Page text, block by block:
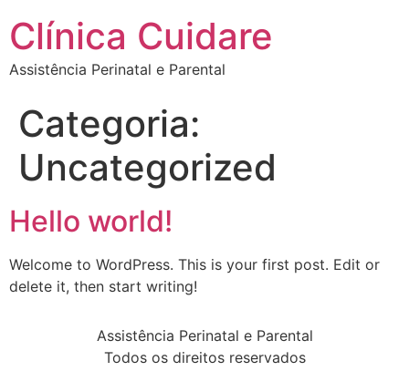
Clínica Cuidare
Assistência Perinatal e Parental
Categoria:
Uncategorized
Hello world!
Welcome to WordPress. This is your first post. Edit or
delete it, then start writing!
Assistência Perinatal e Parental
Todos os direitos reservados